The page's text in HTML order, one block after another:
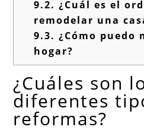
9.2. ¿Cuál es el
remodelar una
9.3. ¿Cómo puedo
hogar?
¿Cuáles son
diferentes
reformas?